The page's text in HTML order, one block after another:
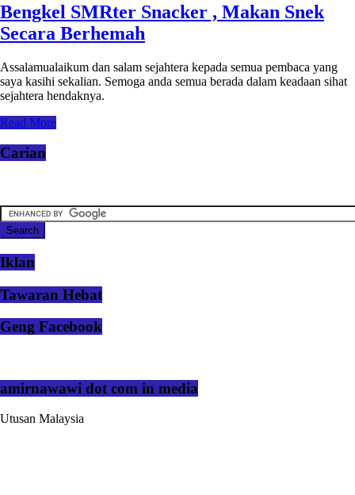
Bengkel SMRter Snacker , Makan Snek
Secara Berhemah
Assalamualaikum dan salam sejahtera kepada semua pembaca yang
saya kasihi sekalian. Semoga anda semua berada dalam keadaan sihat
sejahtera hendaknya.
Read More
Carian
Iklan
Tawaran Hebat
Geng Facebook
amirnawawi dot com in media
Utusan Malaysia